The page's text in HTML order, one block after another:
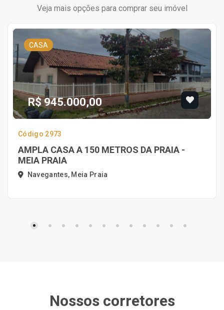
Veja mais opções para comprar seu imóvel
CASA
R$ 945.000,00
Código 2973
AMPLA CASA A 150 METROS DA PRAIA -
MEIA PRAIA
Navegantes, Meia Praia
Nossos corretores